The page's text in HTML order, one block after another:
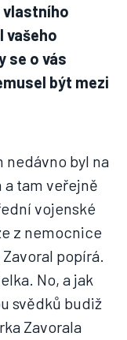
vlastního
vašeho
se o vás
být mezi
nedávno byl na
tam veřejně
vojenské
z nemocnice
popírá.
No, a jak
svědků budiž
Zavorala